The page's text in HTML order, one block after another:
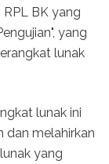
RPL BK yang
yang
lunak
lunak ini
dan melahirkan
yang